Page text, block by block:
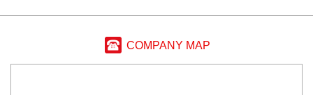
COMPANY MAP